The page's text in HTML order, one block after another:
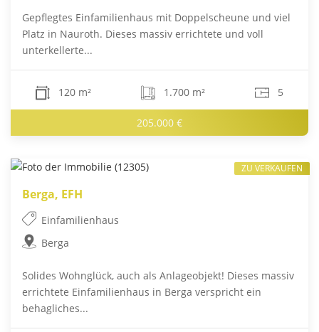
Gepflegtes Einfamilienhaus mit Doppelscheune und viel
Platz in Nauroth. Dieses massiv errichtete und voll
unterkellerte...
120 m² 1.700 m² 5
205.000 €
Berga, EFH
Einfamilienhaus
Berga
Solides Wohnglück, auch als Anlageobjekt! Dieses massiv
errichtete Einfamilienhaus in Berga verspricht ein
behagliches...
ZU VERKAUFEN